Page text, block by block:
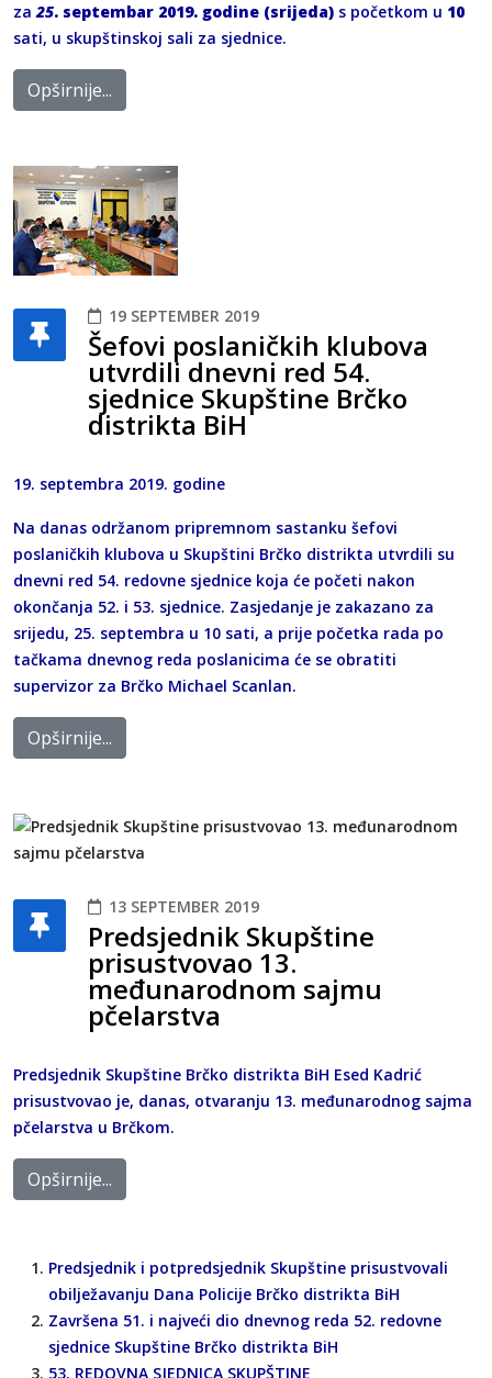
za25. septembar 2019. godine (srijeda) s početkom u 10
sati, u skupštinskoj sali za sjednice.
Opširnije...
19 SEPTEMBER 2019
Šefovi poslaničkih klubova
utvrdili dnevni red 54.
sjednice Skupštine Brčko
distrikta BiH
19. septembra 2019. godine
Na danas održanom pripremnom sastanku šefovi
poslaničkih klubova u Skupštini Brčko distrikta utvrdili su
dnevni red 54. redovne sjednice koja će početi nakon
okončanja 52. i 53. sjednice. Zasjedanje je zakazano za
srijedu, 25. septembra u 10 sati, a prije početka rada po
tačkama dnevnog reda poslanicima će se obratiti
supervizor za Brčko Michael Scanlan.
Opširnije...
13 SEPTEMBER 2019
Predsjednik Skupštine
prisustvovao 13.
međunarodnom sajmu
pčelarstva
Predsjednik Skupštine Brčko distrikta BiH Esed Kadrić
prisustvovao je, danas, otvaranju 13. međunarodnog sajma
pčelarstva u Brčkom.
Opširnije...
Predsjednik i potpredsjednik Skupštine prisustvovali
obilježavanju Dana Policije Brčko distrikta BiH
Završena 51. i najveći dio dnevnog reda 52. redovne
sjednice Skupštine Brčko distrikta BiH
53. REDOVNA SJEDNICA SKUPŠTINE